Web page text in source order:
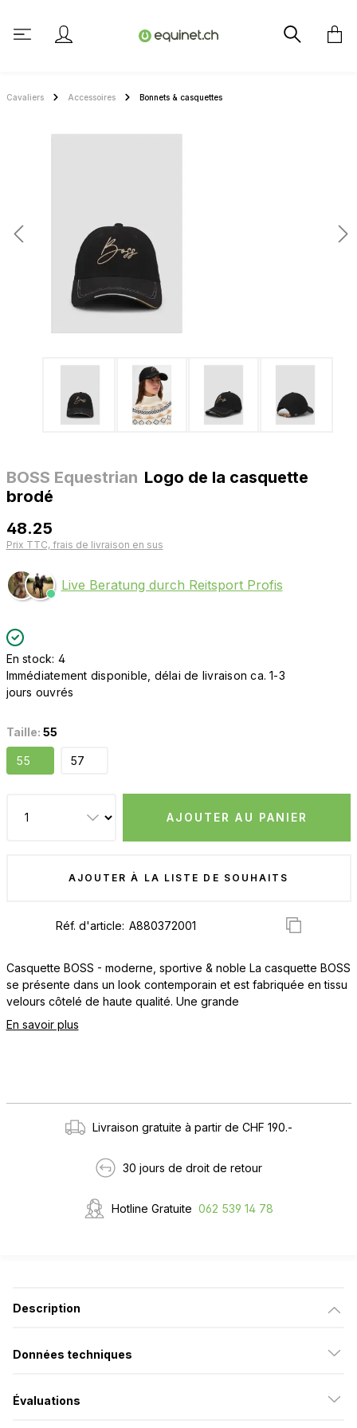
Cavaliers Accessoires Bonnets & casquettes
BOSS Equestrian Logo de la casquette
brodé
48.25
Prix TTC, frais de livraison en sus
Live Beratung durch Reitsport Profis
En stock: 4
Immédiatement disponible, délai de livraison ca. 1-3
jours ouvrés
Taille: 55
55 57
AJOUTER AU PANIER
AJOUTER À LA LISTE DE SOUHAITS
Réf. d'article:
Casquette BOSS - moderne, sportive & noble La casquette BOSS
se présente dans un look contemporain et est fabriquée en tissu
velours côtelé de haute qualité. Une grande
En savoir plus
Livraison gratuite à partir de CHF 190.-
30 jours de droit de retour
Hotline Gratuite 062 539 14 78
Description
Données techniques
Évaluations